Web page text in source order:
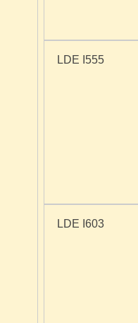
LDE I555
LDE I603